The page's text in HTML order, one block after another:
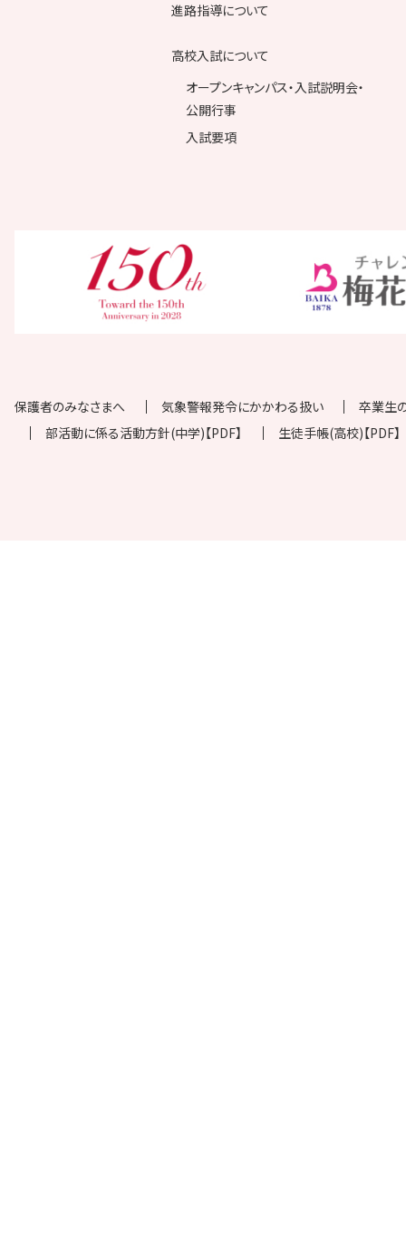
進路指導について
高校入試について
オープンキャンパス・入試説明会・
公開行事
入試要項
保護者のみなさまへ 気象警報発令にかかわる扱い
卒業生
部活動に係る活動方針(中学)【PDF】
生徒手帳(高校)【PDF】